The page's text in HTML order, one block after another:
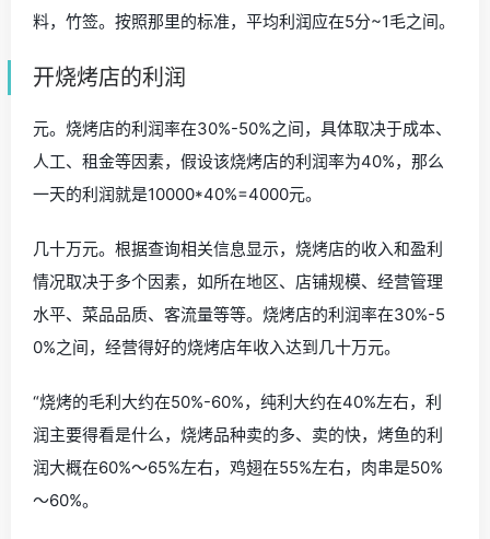
料，竹签。按照那里的标准，平均利润应在5分~1毛之间。
开烧烤店的利润
元。烧烤店的利润率在30%-50%之间，具体取决于成本、
人工、租金等因素，假设该烧烤店的利润率为40%，那么
一天的利润就是10000*40%=4000元。
几十万元。根据查询相关信息显示，烧烤店的收入和盈利
情况取决于多个因素，如所在地区、店铺规模、经营管理
水平、菜品品质、客流量等等。烧烤店的利润率在30%-5
0%之间，经营得好的烧烤店年收入达到几十万元。
“烧烤的毛利大约在50%-60%，纯利大约在40%左右，利
润主要得看是什么，烧烤品种卖的多、卖的快，烤鱼的利
润大概在60%～65%左右，鸡翅在55%左右，肉串是50%
～60%。